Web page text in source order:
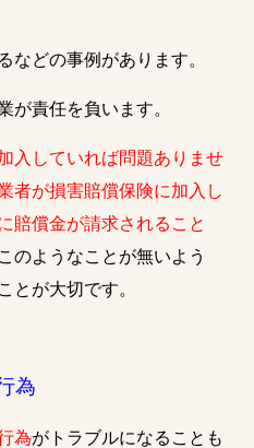
などの事例があります。
が責任を負います。
入していれば問題ありませ
者が損害賠償保険に加入し
賠償金が請求されること
のようなことが無いよう
とが大切です。
為
為がトラブルになることも